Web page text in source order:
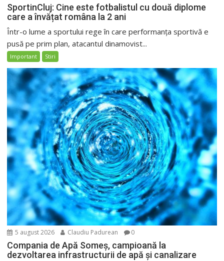
SportinCluj: Cine este fotbalistul cu două diplome
care a învățat româna la 2 ani
Într-o lume a sportului rege în care performanța sportivă e
pusă pe prim plan, atacantul dinamovist...
Important Stiri
5 august 2026 Claudiu Padurean 0
Compania de Apă Someș, campioană la
dezvoltarea infrastructurii de apă și canalizare